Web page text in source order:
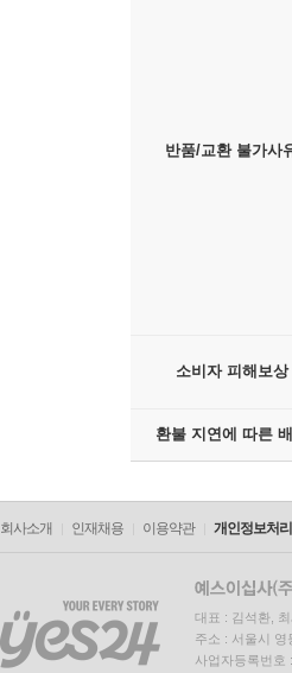
반품/교환 불가사
소비자 피해보상
환불 지연에 따른
회사소개 인재채용 이용약관 개인정보처
대표 : 김석환,
주소 : 서울시
사업자등록번